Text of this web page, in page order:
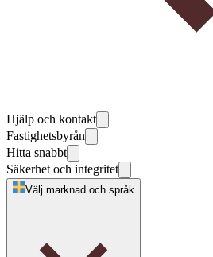
Hjälp och kontakt
Fastighetsbyrån
Hitta snabbt
Säkerhet och integritet
Välj marknad och språk